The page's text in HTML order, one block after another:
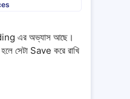
এর অভ্যাস আছে।
সেটা Save করে রাখি